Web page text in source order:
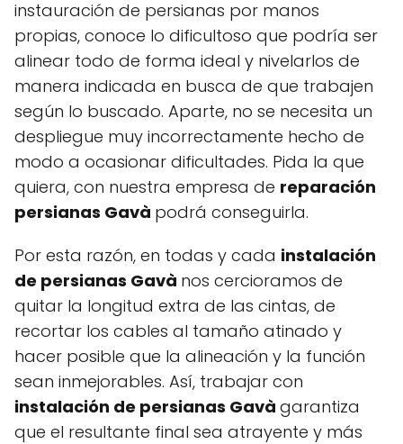
instauración de persianas por manos
propias, conoce lo dificultoso que podría ser
alinear todo de forma ideal y nivelarlos de
manera indicada en busca de que trabajen
según lo buscado. Aparte, no se necesita un
despliegue muy incorrectamente hecho de
modo a ocasionar dificultades. Pida la que
quiera, con nuestra empresa de reparación
persianas Gavà podrá conseguirla.
Por esta razón, en todas y cada instalación
de persianas Gavà nos cercioramos de
quitar la longitud extra de las cintas, de
recortar los cables al tamaño atinado y
hacer posible que la alineación y la función
sean inmejorables. Así, trabajar con
instalación de persianas Gavà garantiza
que el resultante final sea atrayente y más